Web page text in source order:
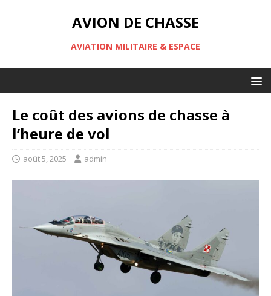
AVION DE CHASSE
AVIATION MILITAIRE & ESPACE
Le coût des avions de chasse à
l’heure de vol
août 5, 2025 admin